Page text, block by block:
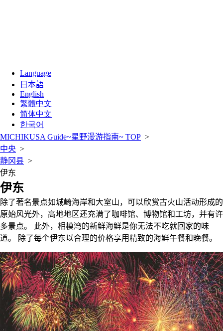
Language
日本語
English
繁體中文
简体中文
한국어
MICHIKUSA Guide~星野漫游指南~ TOP >
中央 >
静冈县 >
伊东
伊东
除了著名景点如城崎海岸和大室山，可以欣赏古火山活动形成的
原始风光外，高地地区还充满了咖啡馆、博物馆和工坊，并有许
多景点。 此外，相模湾的新鲜海鲜是你无法不吃就回家的味
道。 除了每个伊东以合理的价格享用精致的海鲜午餐和晚餐。